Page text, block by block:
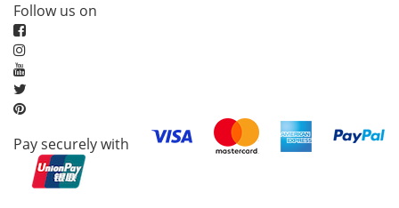
Follow us on
Pay securely with